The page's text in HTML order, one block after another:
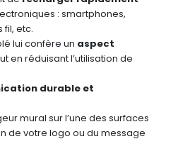
: smartphones,
fil, etc.
lui confère un aspect
en réduisant l’utilisation de
durable et
mural sur l’une des surfaces
de votre logo ou du message